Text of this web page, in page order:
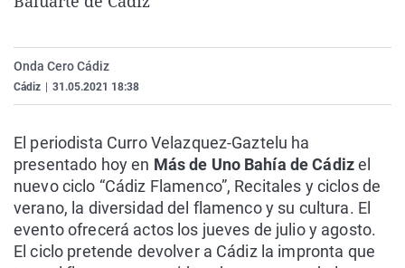
Gente viajera
Retornados
Operación Viuda
Galicia
Navarra
País Vasco
Televisión
Onda Cero Cádiz
Cádiz 31.05.2021 18:38
El periodista Curro Velazquez-Gaztelu ha
presentado hoy en Más de Uno Bahía de Cádizel
nuevo ciclo “Cádiz Flamenco”, Recitales y ciclos de
verano, la diversidad del flamenco y su cultura. El
evento ofrecerá actos los jueves de julio y agosto.
El ciclo pretende devolver a Cádiz la impronta que